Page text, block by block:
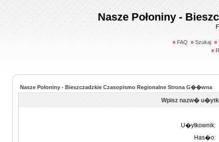
Nasze Połoniny -
» FAQ » Szukaj »
»
Nasze Połoniny - Bieszczadzkie Czasopismo Regionalne Strona G��wna
Wpisz nazw�
U�ytkownik:
Has�o: